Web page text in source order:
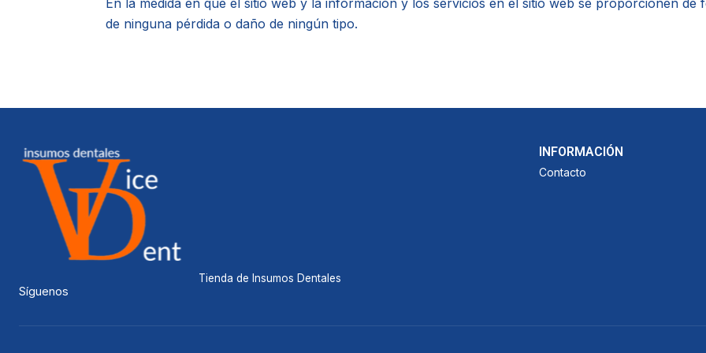
En la medida en que el sitio web y la información y los servicios en el sitio web se proporcionen
de ninguna pérdida o daño de ningún tipo.
Tienda de Insumos Dentales
Síguenos
INFORMACIÓN
Contacto